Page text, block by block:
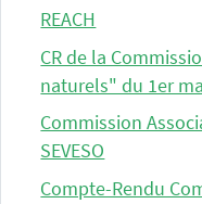
REACH
CR de la
naturels" du 1er
Commission
SEVESO
Compte-Rendu